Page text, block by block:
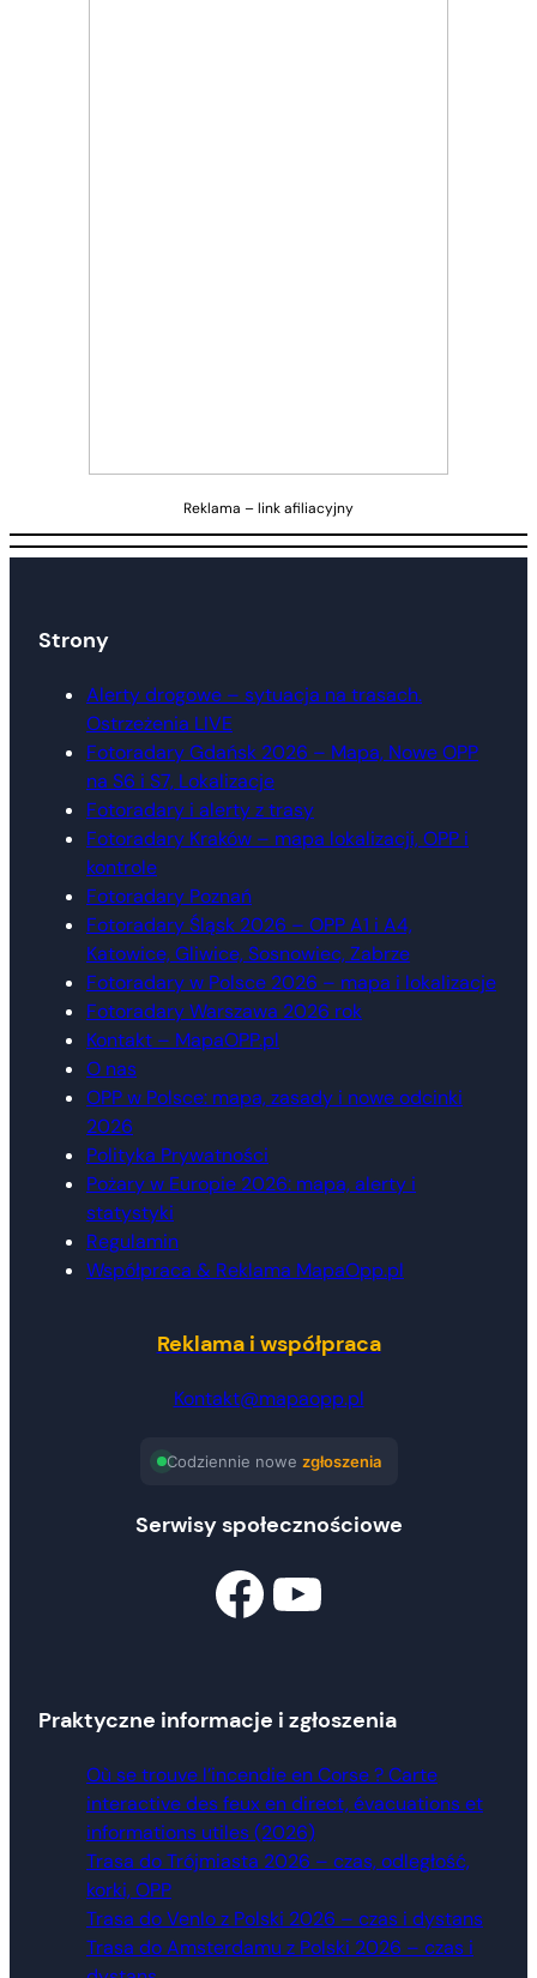
Reklama – link afiliacyjny
Strony
Alerty drogowe – sytuacja na trasach.
Ostrzeżenia LIVE
Fotoradary Gdańsk 2026 – Mapa, Nowe OPP
na S6 i S7, Lokalizacje
Fotoradary i alerty z trasy
Fotoradary Kraków – mapa lokalizacji, OPP i
kontrole
Fotoradary Poznań
Fotoradary Śląsk 2026 – OPP A1 i A4,
Katowice, Gliwice, Sosnowiec, Zabrze
Fotoradary w Polsce 2026 – mapa i lokalizacje
Fotoradary Warszawa 2026 rok
Kontakt – MapaOPP.pl
O nas
OPP w Polsce: mapa, zasady i nowe odcinki
2026
Polityka Prywatności
Pożary w Europie 2026: mapa, alerty i
statystyki
Regulamin
Współpraca & Reklama MapaOpp.pl
Reklama i współpraca
Kontakt@mapaopp.pl
Codziennie nowe zgłoszenia
Serwisy społecznościowe
Facebook Znajdź nas na YouTube
Praktyczne informacje i zgłoszenia
Où se trouve l’incendie en Corse ? Carte
interactive des feux en direct, évacuations et
informations utiles (2026)
Trasa do Trójmiasta 2026 – czas, odległość,
korki, OPP
Trasa do Venlo z Polski 2026 – czas i dystans
Trasa do Amsterdamu z Polski 2026 – czas i